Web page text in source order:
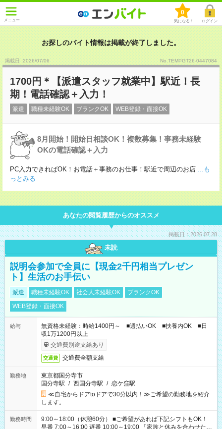
メニュー
0
気になる！ ログイン
お探しのバイト情報は掲載が終了しました。
掲載日 :2026/07/06 No.TEMPGT26-0447084
1700円＊【派遣スタッフ就業中】駅近！長
期！電話確認＋入力！
派遣 職種未経験OK ブランクOK WEB登録・面接OK
8月開始！開始日相談OK！複数募集！事務未経験
OKの電話確認＋入力
PC入力できればOK！お電話＋事務のお仕事！駅近で周辺のお店 ...も
っとみる
あなたの閲覧履歴からのオススメ
掲載日：2026.07.28
未読
説明会参加で全員に【現金2千円相当プレゼン
ト】生活のお手伝い
派遣 職種未経験OK 社会人未経験OK
ブランクOK
WEB登録・面接OK
給与
無資格未経験：時給1400円～ ■週払いOK ■扶養内OK ■日
収1万1200円以上
交通費別途支給あり
交通費 交通費全額支給
勤務地
東京都国分寺市
国分寺駅 / 西国分寺駅 / 恋ケ窪駅
≪自宅からドアtoドアで30分以内！≫ご希望の勤務地を紹介
します。
勤務時間
9:00～18:00（休憩60分） ■ご希望があれば下記シフトもOK！
早番 7:00～16:00 遅番 10:00～19:00 「家族と休みを合わせた